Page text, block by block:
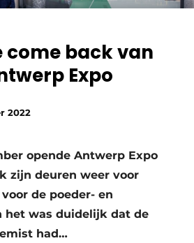
statement
come back van
Expo
2022
opende Antwerp Expo
zijn deuren weer voor
de poeder- en
het was duidelijk dat de
had…